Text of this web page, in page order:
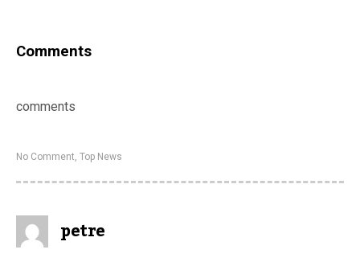
Comments
comments
No Comment, Top News
petre